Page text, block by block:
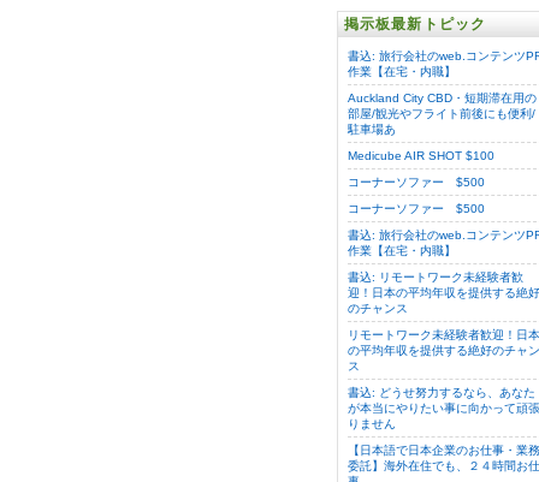
掲示板最新トピック
書込: 旅行会社のweb.コンテンツ
作業【在宅・内職】
Auckland City CBD・短期滞在用の
部屋/観光やフライト前後にも便利/
駐車場あ
Medicube AIR SHOT $100
コーナーソファー $500
コーナーソファー $500
書込: 旅行会社のweb.コンテンツ
作業【在宅・内職】
書込: リモートワーク未経験者歓
迎！日本の平均年収を提供する絶好
のチャンス
リモートワーク未経験者歓迎！日本
の平均年収を提供する絶好のチャン
ス
書込: どうせ努力するなら、あなた
が本当にやりたい事に向かって頑張
りません
【日本語で日本企業のお仕事・業務
委託】海外在住でも、２４時間お仕